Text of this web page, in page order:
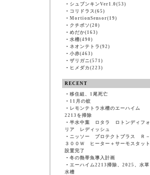
・ シュブンキンVer1.0(53)
・ コリドラス(65)
・ MortionSensor(19)
・ クチボソ(20)
・ めだか(163)
・ 水槽(490)
・ ネオンテトラ(92)
・ 小赤(463)
・ ザリガニ(571)
・ ヒメダカ(223)
RECENT
・ 移住組、1尾死亡
・ 11月の蚊
・ レモンテトラ水槽のエーハイム
2213を掃除
・ 半水中葉 ロタラ ロトンディフォ
リア レディッシュ
・ ニッソー プロテクトプラス Ｒ－
３００Ｗ ヒーター＋サーモスタット
設置完了
・ 冬の熱帯魚導入計画
・ エーハイム2213掃除、2025、水草
水槽